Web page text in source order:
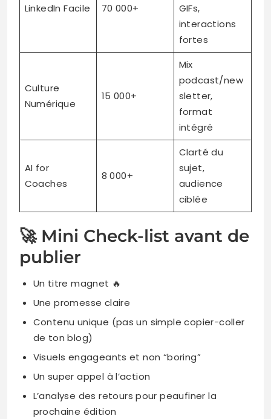
LinkedIn Facile 70 000+
GIFs,
interactions
fortes
Culture
Numérique
15 000+
Mix
podcast/new
sletter,
format
intégré
AI for
Coaches
8 000+
Clarté du
sujet,
audience
ciblée
🚀 Mini Check-list avant de
publier
Un titre magnet 🔥
Une promesse claire
Contenu unique (pas un simple copier-coller
de ton blog)
Visuels engageants et non “boring”
Un super appel à l’action
L’analyse des retours pour peaufiner la
prochaine édition